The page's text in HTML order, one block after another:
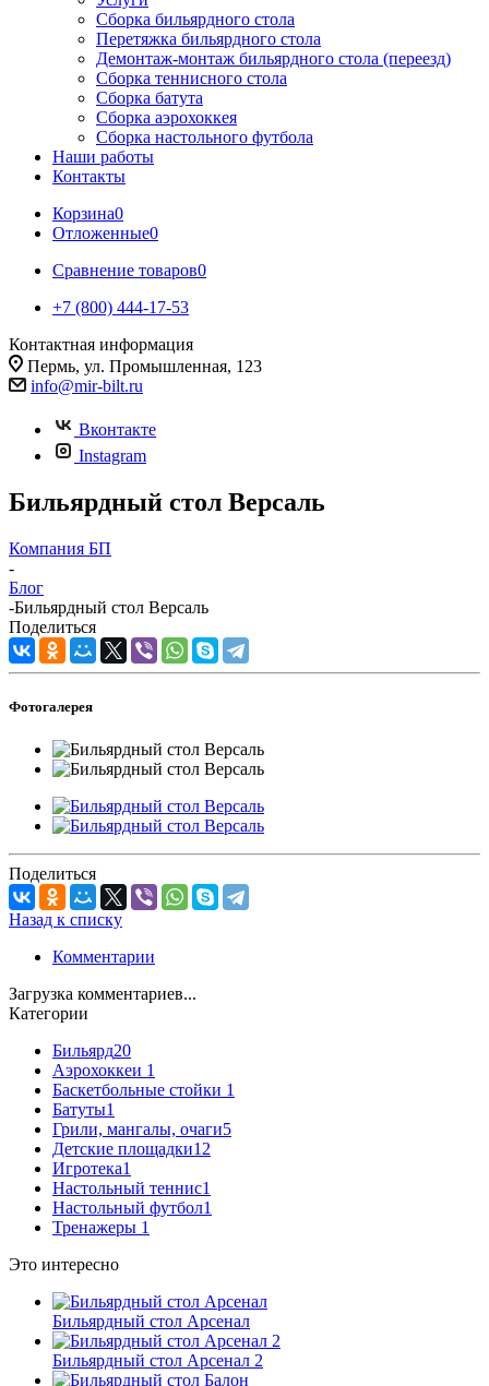
Сборка бильярдного стола
Перетяжка бильярдного стола
Демонтаж-монтаж бильярдного стола (переезд)
Сборка теннисного стола
Сборка батута
Сборка аэрохоккея
Сборка настольного футбола
Наши работы
Контакты
Корзина0
Отложенные0
Сравнение товаров0
+7 (800) 444-17-53
Контактная информация
Пермь, ул. Промышленная, 123
info@mir-bilt.ru
Вконтакте
Instagram
Бильярдный стол Версаль
Компания БП
-
Блог
-Бильярдный стол Версаль
Поделиться
Фотогалерея
Поделиться
Назад к списку
Комментарии
Загрузка комментариев...
Категории
Бильярд20
Аэрохоккеи 1
Баскетбольные стойки 1
Батуты1
Грили, мангалы, очаги5
Детские площадки12
Игротека1
Настольный теннис1
Настольный футбол1
Тренажеры 1
Это интересно
Бильярдный стол Арсенал
Бильярдный стол Арсенал 2